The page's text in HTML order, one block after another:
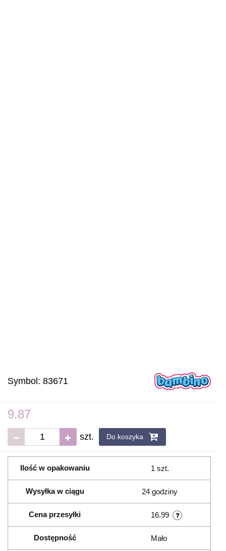
Symbol: 83671
9.87
szt. Do koszyka
Ilość w opakowaniu 1 szt.
Wysyłka w ciągu 24 godziny
Cena przesyłki 16.99
Dostępność Mało